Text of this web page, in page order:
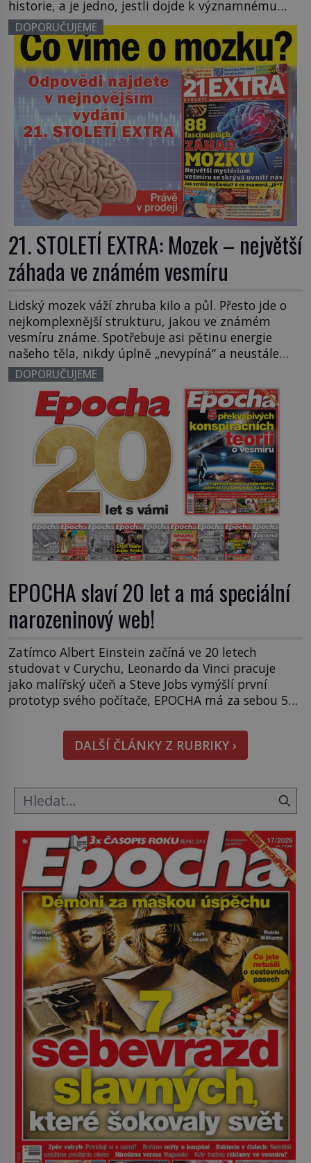
historie, a je jedno, jestli dojde k významnému
objevu nebo děsivé katastrofě. Vezměte si k ruce
kalendář a projděte společně s námi historii
křížem krážem. Je 10. dubna roku 49 př. n. […]
DOPORUČUJEME
21. STOLETÍ EXTRA: Mozek – největší
záhada ve známém vesmíru
Lidský mozek váží zhruba kilo a půl. Přesto jde o
nejkomplexnější strukturu, jakou ve známém
vesmíru známe. Spotřebuje asi pětinu energie
našeho těla, nikdy úplně „nevypíná“ a neustále
pracuje – i když spíme. Je to zároveň génius,
iluzionista i občasný sabotér našeho vlastního
života. Právě tomuto fascinujícímu orgánu se
věnuje nové speciální vydání 21. STOLETÍ […]
DOPORUČUJEME
EPOCHA slaví 20 let a má speciální
narozeninový web!
Zatímco Albert Einstein začíná ve 20 letech
studovat v Curychu, Leonardo da Vinci pracuje
jako malířský učeň a Steve Jobs vymýšlí první
prototyp svého počítače, EPOCHA má za sebou 520
dnech slaví časopis EPOCHA své 20leté výročí. K
této příležitosti jsme vydali speciální webovou
stránku epocha20let.cz, kde […]
DALŠÍ ČLÁNKY Z RUBRIKY ›